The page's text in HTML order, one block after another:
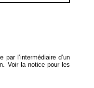
l’intermédiaire d’un
Voir la notice pour les